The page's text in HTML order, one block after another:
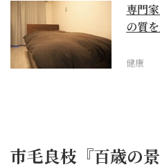
専門
の質
健康
市毛良枝『百歳の